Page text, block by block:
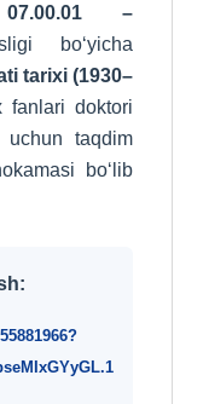
07.00.01 –
bo‘yicha
tarixi (1930–
fanlari doktori
taqdim
bo‘lib